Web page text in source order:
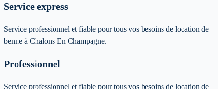
Service express
Service professionnel et fiable pour tous vos besoins de location de
benne à Chalons En Champagne.
Professionnel
Service professionnel et fiable pour tous vos besoins de location de